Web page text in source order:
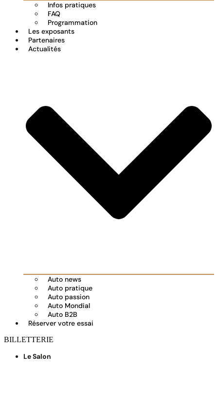
Infos pratiques
FAQ
Programmation
Les exposants
Partenaires
Actualités
Auto news
Auto pratique
Auto passion
Auto Mondial
Auto B2B
Réserver votre essai
BILLETTERIE
Le Salon